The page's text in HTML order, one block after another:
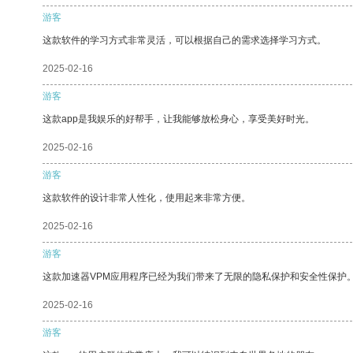
游客
这款软件的学习方式非常灵活，可以根据自己的需求选择学习方式。
2025-02-16
游客
这款app是我娱乐的好帮手，让我能够放松身心，享受美好时光。
2025-02-16
游客
这款软件的设计非常人性化，使用起来非常方便。
2025-02-16
游客
这款加速器VPM应用程序已经为我们带来了无限的隐私保护和安全性保护
2025-02-16
游客